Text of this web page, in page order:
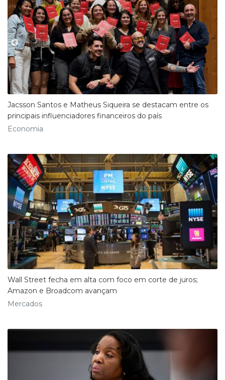
Jacsson Santos e Matheus Siqueira se destacam entre os
principais influenciadores financeiros do país
Economia
Wall Street fecha em alta com foco em corte de juros;
Amazon e Broadcom avançam
Mercados